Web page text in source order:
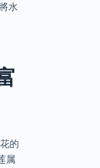
水
的
属